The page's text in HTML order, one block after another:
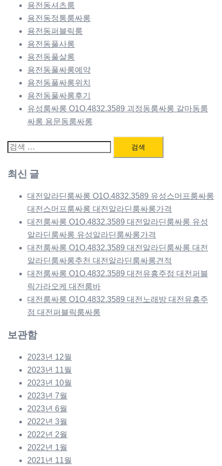
용전동셔츠룸
용전동정통룸싸롱
용전동퍼블릭룸
용전동풀사롱
용전동풀살롱
용전동풀싸롱예약
용전동풀싸롱위치
용전동풀싸롱후기
유성룸싸롱 O1O.4832.3589 괴정동룸싸롱 갈마동룸
싸롱 용문동룸싸롱
검
최신 글
대전알라딘룸싸롱 O1O.4832.3589 유성스머프룸싸롱
대전스머프룸싸롱 대전알라딘룸싸롱가격
대전룸싸롱 O1O.4832.3589 대전알라딘룸싸롱 유성
알라딘룸싸롱 유성알라딘룸싸롱가격
대전룸싸롱 O1O.4832.3589 대전알라딘룸싸롱 대전
알라딘룸싸롱추천 대전알라딘룸싸롱견적
대전룸싸롱 O1O.4832.3589 대전유흥주점 대전퍼블
릭가라오케 대전룸바
대전룸싸롱 O1O.4832.3589 대전노래방 대전유흥주
점 대전퍼블릭룸싸롱
보관함
2023년 12월
2023년 11월
2023년 10월
2023년 7월
2023년 6월
2022년 3월
2022년 2월
2022년 1월
2021년 11월